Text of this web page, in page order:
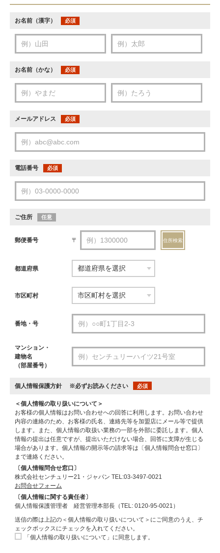
お名前（漢字） 必須
お名前（かな） 必須
メールアドレス 必須
電話番号 必須
ご住所 任意
郵便番号 〒 住所検索
都道府県
市区町村
番地・号
マンション・
建物名
（部屋番号）
個人情報保護方針 ※必ずお読みください 必須
＜個人情報の取り扱いについて＞
お客様の個人情報はお問い合わせへの回答に利用します。お問い合わせ
内容の連絡のため、お客様の氏名、連絡先等を加盟店にメール等で提供
します。また、個人情報の取扱い業務の一部を外部に委託します。個人
情報の提出は任意ですが、提出いただけない場合、回答に支障が生じる
場合があります。個人情報の開示等の請求等は〔個人情報問合せ窓口〕
まで連絡ください。
〔個人情報問合せ窓口〕
株式会社センチュリー21・ジャパン TEL:03-3497-0021
お問合せフォーム
〔個人情報に関する責任者〕
個人情報保護管理者 経営管理本部長（TEL: 0120-95-0021）
送信の際は上記の＜個人情報の取り扱いについて＞にご同意のうえ、チ
ェックボックスにチェックを入れてください。
「個人情報の取り扱いについて」に同意します。